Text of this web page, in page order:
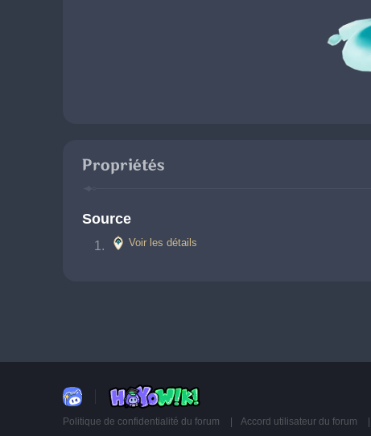
Propriétés
Source
Voir les détails
Politique de confidentialité du forum Accord utilisateur du forum